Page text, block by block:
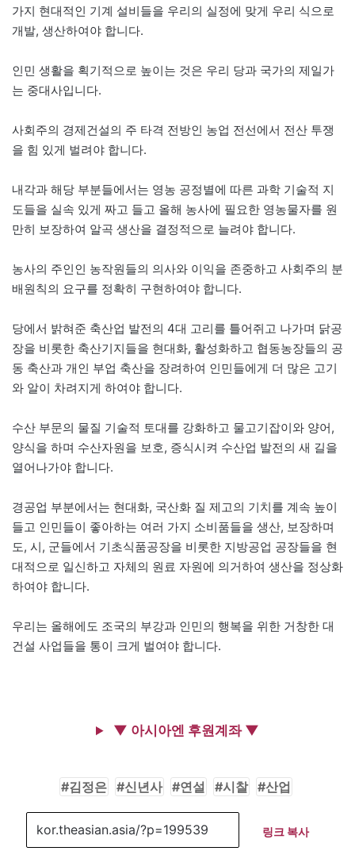
가지 현대적인 기계 설비들을 우리의 실정에 맞게 우리 식으로
개발, 생산하여야 합니다.
인민 생활을 획기적으로 높이는 것은 우리 당과 국가의 제일가
는 중대사입니다.
사회주의 경제건설의 주 타격 전방인 농업 전선에서 전산 투쟁
을 힘 있게 벌려야 합니다.
내각과 해당 부분들에서는 영농 공정별에 따른 과학 기술적 지
도들을 실속 있게 짜고 들고 올해 농사에 필요한 영농물자를 원
만히 보장하여 알곡 생산을 결정적으로 늘려야 합니다.
농사의 주인인 농작원들의 의사와 이익을 존중하고 사회주의 분
배원칙의 요구를 정확히 구현하여야 합니다.
당에서 밝혀준 축산업 발전의 4대 고리를 틀어쥐고 나가며 닭공
장을 비롯한 축산기지들을 현대화, 활성화하고 협동농장들의 공
동 축산과 개인 부업 축산을 장려하여 인민들에게 더 많은 고기
와 알이 차려지게 하여야 합니다.
수산 부문의 물질 기술적 토대를 강화하고 물고기잡이와 양어,
양식을 하며 수산자원을 보호, 증식시켜 수산업 발전의 새 길을
열어나가야 합니다.
경공업 부분에서는 현대화, 국산화 질 제고의 기치를 계속 높이
들고 인민들이 좋아하는 여러 가지 소비품들을 생산, 보장하며
도, 시, 군들에서 기초식품공장을 비롯한 지방공업 공장들을 현
대적으로 일신하고 자체의 원료 자원에 의거하여 생산을 정상화
하여야 합니다.
우리는 올해에도 조국의 부강과 인민의 행복을 위한 거창한 대
건설 사업들을 통이 크게 벌여야 합니다.
▼ 아시아엔 후원계좌 ▼
김정은 신년사 연설 시찰 산업
링크 복사